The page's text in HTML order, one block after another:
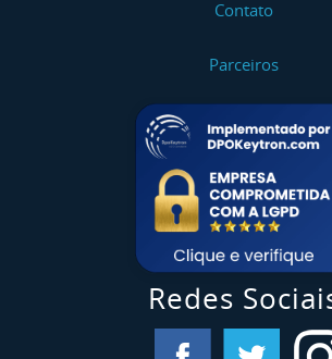
Contato
Parceiros
Redes